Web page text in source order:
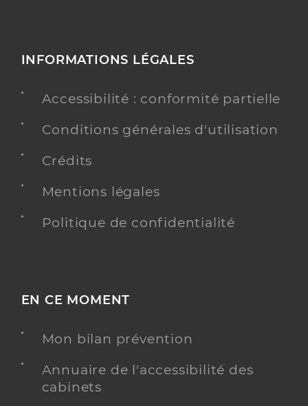
INFORMATIONS LÉGALES
Accessibilité : conformité partielle
Conditions générales d'utilisation
Crédits
Mentions légales
Politique de confidentialité
EN CE MOMENT
Mon bilan prévention
Annuaire de l'accessibilité des
cabinets